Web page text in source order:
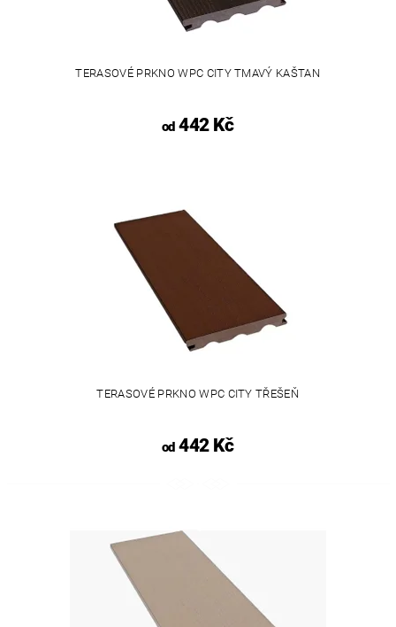
TERASOVÉ PRKNO WPC CITY TMAVÝ KAŠTAN
od442 Kč
TERASOVÉ PRKNO WPC CITY TŘEŠEŇ
od442 Kč